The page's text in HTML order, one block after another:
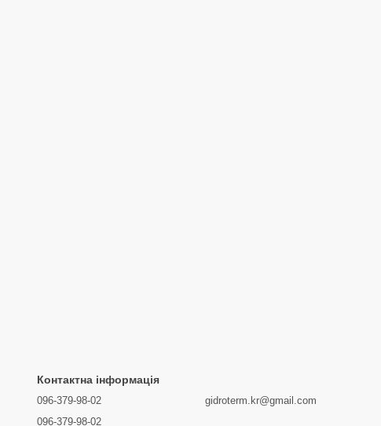
Контактна інформація
096-379-98-02
096-379-98-02
gidroterm.kr@gmail.com